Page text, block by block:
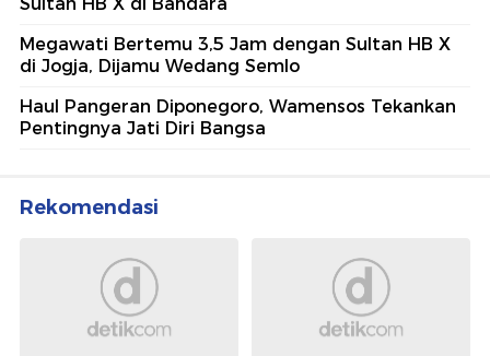
Sultan HB X di Bandara
Megawati Bertemu 3,5 Jam dengan Sultan HB X
di Jogja, Dijamu Wedang Semlo
Haul Pangeran Diponegoro, Wamensos Tekankan
Pentingnya Jati Diri Bangsa
Rekomendasi